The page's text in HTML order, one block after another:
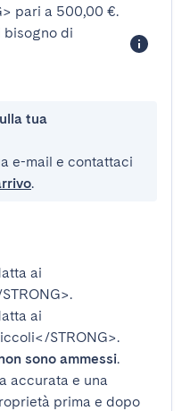
pari a 500,00 €.
bisogno di
tua
e-mail e contattaci
.
ai
.
ai
STRONG>.
sono ammessi.
accurata e una
prima e dopo